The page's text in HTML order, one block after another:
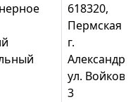
618320,
Пермская
г.
ул.
3